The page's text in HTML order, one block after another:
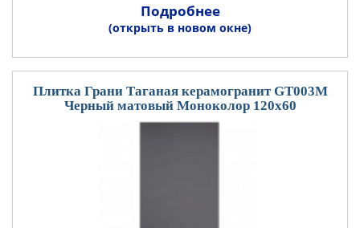
Подробнее
(открыть в новом окне)
Плитка Грани Таганая керамогранит GT003М
Черный матовый Моноколор 120x60